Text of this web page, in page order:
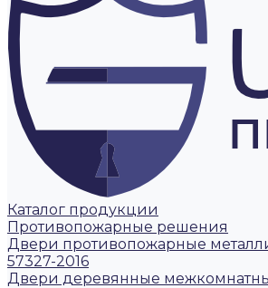
Каталог продукции
Противопожарные решения
Двери противопожарные
57327-2016
Двери деревянные